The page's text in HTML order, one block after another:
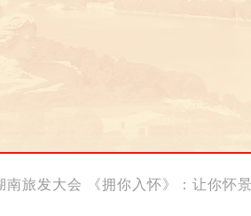
南旅发大会 《拥你入怀》：让你怀